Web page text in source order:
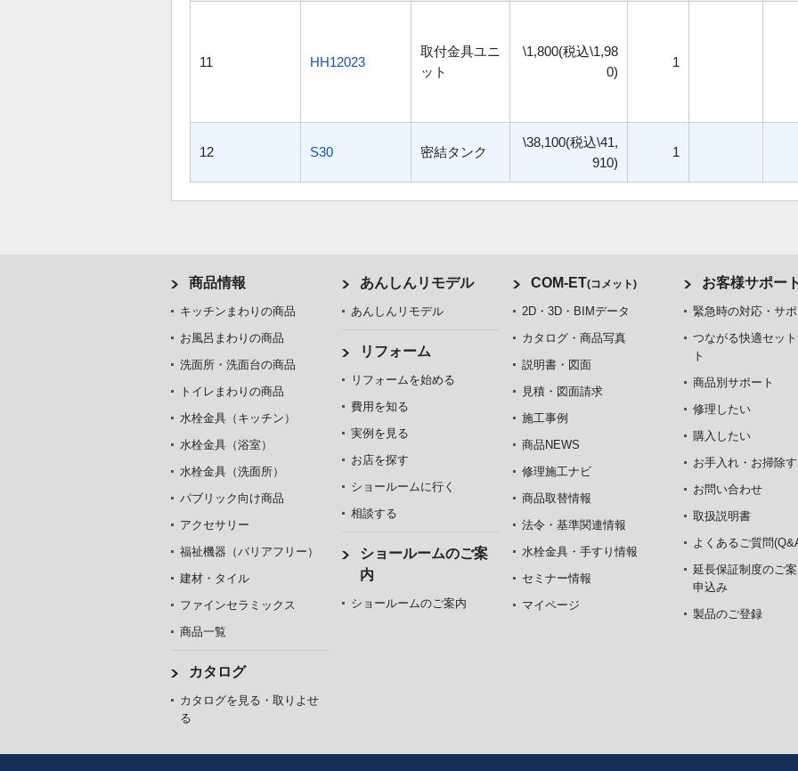
11 HH12023
取付金具ユニ
ット
\1,800(税込\1,98
0)
1
12 S30 密結タンク
\38,100(税込\41,
910)
1
商品情報
キッチンまわりの商品
お風呂まわりの商品
洗面所・洗面台の商品
トイレまわりの商品
水栓金具（キッチン）
水栓金具（浴室）
水栓金具（洗面所）
パブリック向け商品
アクセサリー
福祉機器（バリアフリー）
建材・タイル
ファインセラミックス
商品一覧
カタログ
カタログを見る・取りよせ
る
あんしんリモデル
あんしんリモデル
リフォーム
リフォームを始める
費用を知る
実例を見る
お店を探す
ショールームに行く
相談する
ショールームのご案
内
ショールームのご案内
COM-ET(コメット)
2D・3D・BIMデータ
カタログ・商品写真
説明書・図面
見積・図面請求
施工事例
商品NEWS
修理施工ナビ
商品取替情報
法令・基準関連情報
水栓金具・手すり情報
セミナー情報
マイページ
お客様サポー
緊急時の対応・サ
つながる快適セッ
ト
商品別サポート
修理したい
購入したい
お手入れ・お掃除
お問い合わせ
取扱説明書
よくあるご質問
延長保証制度のご
申込み
製品のご登録